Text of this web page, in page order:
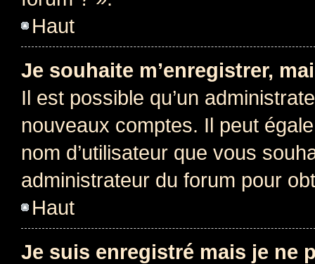
Haut
Je souhaite m’enregistrer,
Il est possible qu’un
nouveaux comptes. Il peut
nom d’utilisateur que vous
administrateur du forum pour
Haut
Je suis enregistré mais je ne